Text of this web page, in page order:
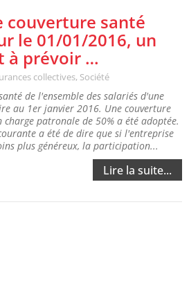
couverture santé
le 01/01/2016, un
à prévoir …
collectives, Société
de l'ensemble des salariés d'une
au 1er janvier 2016. Une couverture
patronale de 50% a été adoptée.
a été de dire que si l'entreprise
plus généreux, la participation...
Lire la suite...